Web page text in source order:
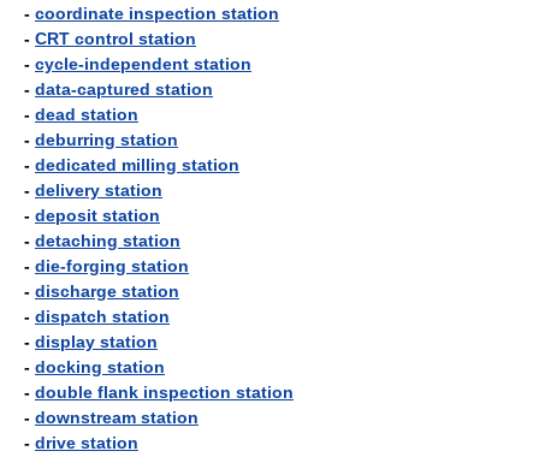
- coordinate inspection station
- CRT control station
- cycle-independent station
- data-captured station
- dead station
- deburring station
- dedicated milling station
- delivery station
- deposit station
- detaching station
- die-forging station
- discharge station
- dispatch station
- display station
- docking station
- double flank inspection station
- downstream station
- drive station